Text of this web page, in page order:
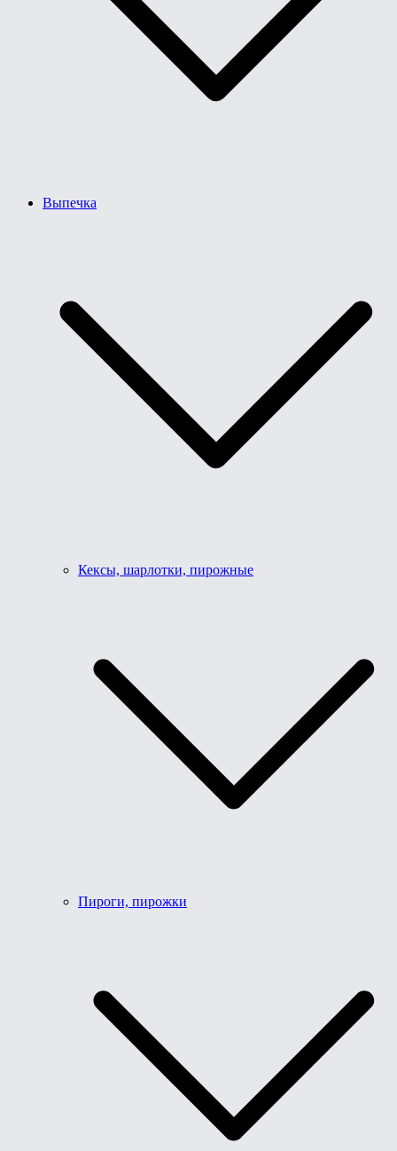
Выпечка
Кексы, шарлотки, пирожные
Пироги, пирожки